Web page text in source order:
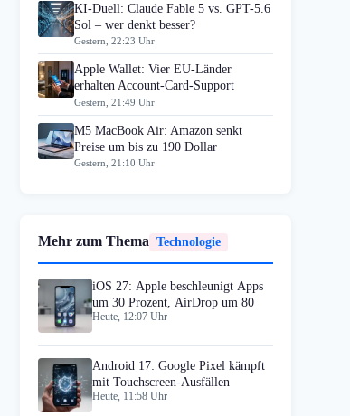
KI-Duell: Claude Fable 5 vs. GPT-5.6
Sol – wer denkt besser?
Gestern, 22:23 Uhr
Apple Wallet: Vier EU-Länder
erhalten Account-Card-Support
Gestern, 21:49 Uhr
M5 MacBook Air: Amazon senkt
Preise um bis zu 190 Dollar
Gestern, 21:10 Uhr
Mehr zum Thema Technologie
iOS 27: Apple beschleunigt Apps
um 30 Prozent, AirDrop um 80
Heute, 12:07 Uhr
Android 17: Google Pixel kämpft
mit Touchscreen-Ausfällen
Heute, 11:58 Uhr